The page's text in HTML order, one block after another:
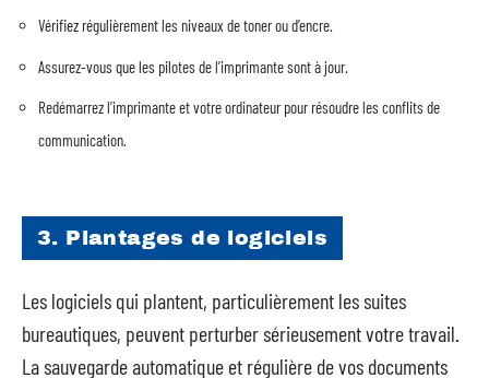
Vérifiez régulièrement les niveaux de toner ou d’encre.
Assurez-vous que les pilotes de l’imprimante sont à jour.
Redémarrez l’imprimante et votre ordinateur pour résoudre les conflits de
communication.
3. Plantages de logiciels
Les logiciels qui plantent, particulièrement les suites
bureautiques, peuvent perturber sérieusement votre travail.
La sauvegarde automatique et régulière de vos documents